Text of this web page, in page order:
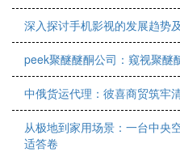
深入探讨手机影视的发展趋势
peek聚醚醚酮公司：窥视聚醚
中俄货运代理：彼喜商贸筑牢
从极地到家用场景：一台中央
适答卷